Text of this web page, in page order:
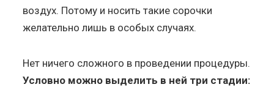
воздух. Потому и носить такие сорочки
желательно лишь в особых случаях.
Нет ничего сложного в проведении процедуры.
Условно можно выделить в ней три стадии: